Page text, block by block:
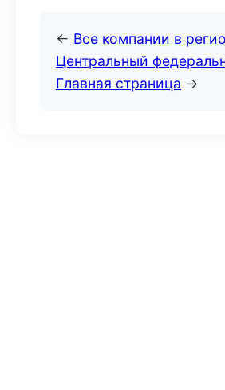
← Все компании в
Центральный
Главная страница →